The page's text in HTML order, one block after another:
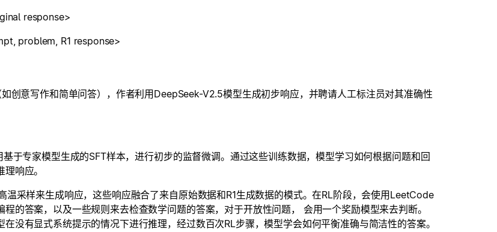
response>
problem, R1 response>
创意写作和简单问答），作者利用DeepSeek-V2.5模型生成初步响应，并聘请人工标注员对其准确性
基于专家模型生成的SFT样本，进行初步的监督微调。通过这些训练数据，模型学习如何根据问题和回
响应。
温采样来生成响应，这些响应融合了来自原始数据和R1生成数据的模式。在RL阶段，会使用LeetCode
程的答案，以及一些规则来去检查数学问题的答案，对于开放性问题， 会用一个奖励模型来去判断。
在没有显式系统提示的情况下进行推理，经过数百次RL步骤，模型学会如何平衡准确与简洁性的答案。